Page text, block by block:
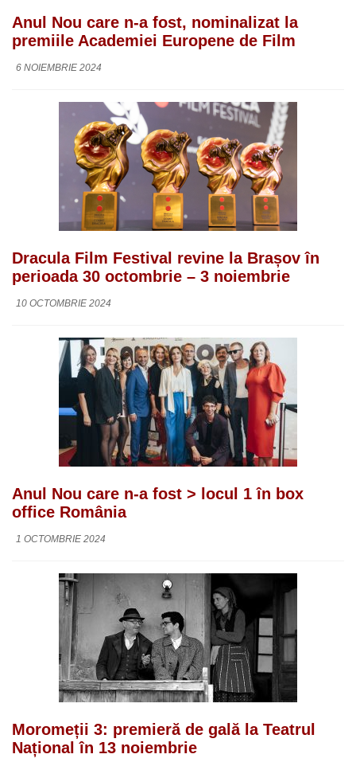
Anul Nou care n-a fost, nominalizat la
premiile Academiei Europene de Film
6 NOIEMBRIE 2024
Dracula Film Festival revine la Brașov în
perioada 30 octombrie – 3 noiembrie
10 OCTOMBRIE 2024
Anul Nou care n-a fost > locul 1 în box
office România
1 OCTOMBRIE 2024
Moromeții 3: premieră de gală la Teatrul
Național în 13 noiembrie